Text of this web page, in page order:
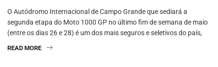
O Autódromo Internacional de Campo Grande que sediará a
segunda etapa do Moto 1000 GP no último fim de semana de maio
(entre os dias 26 e 28) é um dos mais seguros e seletivos do país,
READ MORE